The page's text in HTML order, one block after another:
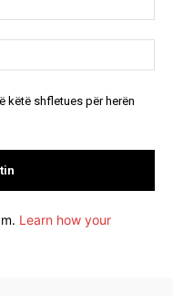
këtë shfletues për herën
Learn how your